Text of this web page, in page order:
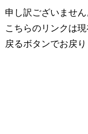
申し訳ございません
こちらのリンクは
戻るボタンでお戻り